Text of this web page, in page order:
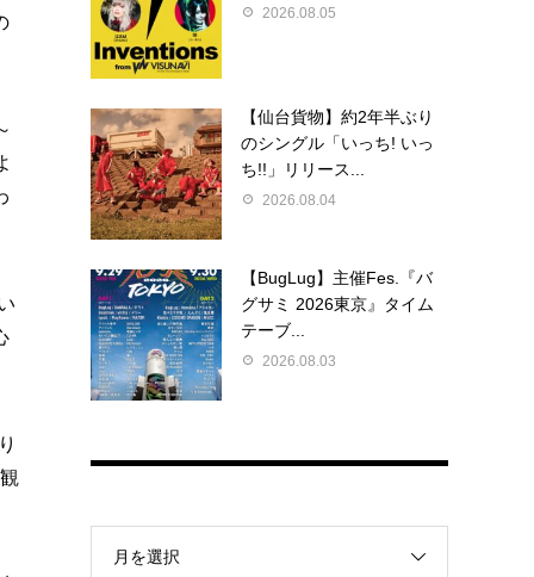
2026.08.05
【仙台貨物】約2年半ぶり
のシングル「いっち! いっ
ち!!」リリース...
2026.08.04
【BugLug】主催Fes.『バ
グサミ 2026東京』タイム
テーブ...
2026.08.03
月を選択